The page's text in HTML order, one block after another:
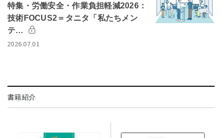
特集・労働安全・作業負担軽減2026：
技術FOCUS2＝タニタ「私たちメン
テ…
2026.07.01
書籍紹介